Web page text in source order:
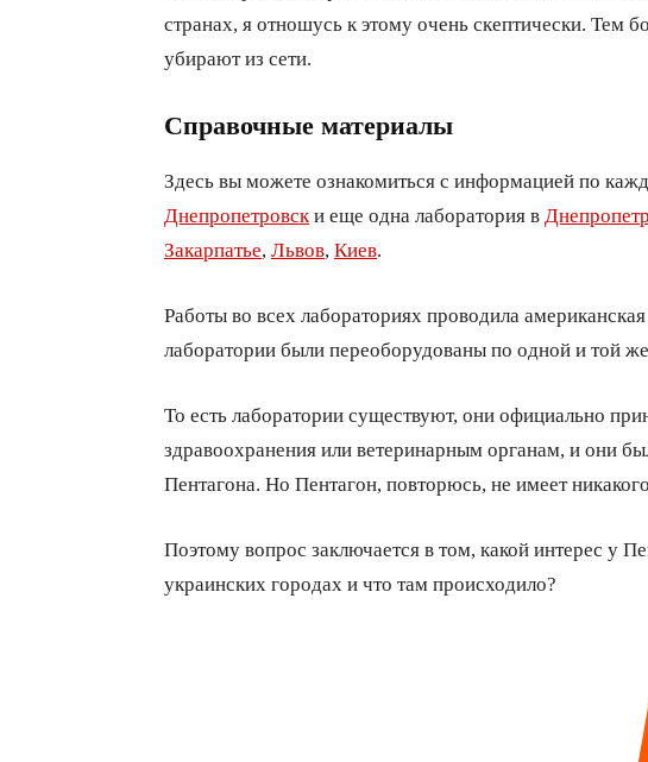
странах, я отношусь к этому очень скептически. Тем
убирают из сети.
Справочные материалы
Здесь вы можете ознакомиться с информацией по
Днепропетровск и еще одна лаборатория в
Закарпатье
Львов Киев
Работы во всех лабораториях проводила
лаборатории были переоборудованы по одной и той
То есть лаборатории существуют, они официально
здравоохранения или ветеринарным органам, и они
Пентагона. Но Пентагон, повторюсь, не имеет
Поэтому вопрос заключается в том, какой интерес у
украинских городах и что там происходило?